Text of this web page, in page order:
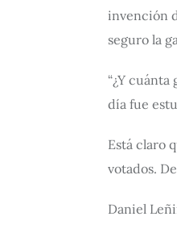
invención
seguro la
“¿Y
día fue
Está claro
votados.
Daniel